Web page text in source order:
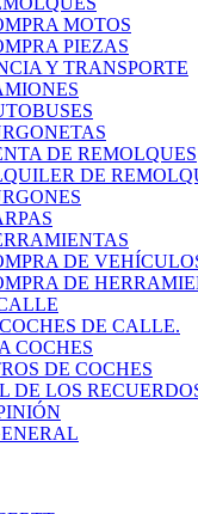
MOTOS
PIEZAS
Y TRANSPORTE
DE REMOLQUES
DE
DE
DE
DE CALLE.
COCHES
DE COCHES
DE LOS